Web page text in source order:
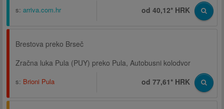
s: arriva.com.hr od 40,12* HRK
Brestova preko Brseč
Zračna luka Pula (PUY) preko Pula, Autobusni kolodvor
s: Brioni Pula od 77,61* HRK